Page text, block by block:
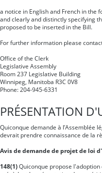
a notice in English and French in the
and clearly and distinctly specifying
proposed to be inserted in the Bill.
For further information please
Office of the Clerk
Legislative Assembly
Room 237 Legislative Building
Winnipeg, Manitoba R3C 0V8
Phone: 204-945-6331
PRÉSENTATION
Quiconque demande à l’Assemblée
devrait prendre connaissance de la
Avis de demande de projet de loi
148(1) Quiconque propose